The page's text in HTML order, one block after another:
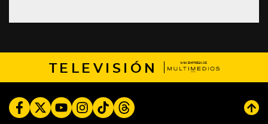
TELEVISIÓN
FacebookTwitterYoutubeInstagram
TikTokThreads